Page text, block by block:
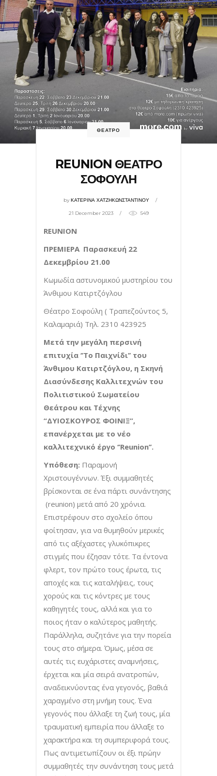
ΘΕΑΤΡΟ
REUNION ΘΕΑΤΡΟ
ΣΟΦΟΥΛΗ
byΚΑΤΕΡΙΝΑ ΧΑΤΖΗΚΩΝΣΤΑΝΤΙΝΟΥ
21 December 2023 549
REUNION
ΠΡΕΜΙΕΡΑ Παρασκευή 22
Δεκεμβρίου 21.00
Κωμωδία αστυνομικού μυστηρίου του
Άνθιμου Κατιρτζόγλου
Θέατρο Σοφούλη ( Τραπεζούντος 5,
Καλαμαριά) Τηλ. 2310 423925
Μετά την μεγάλη περσινή
επιτυχία ‘’Το Παιχνίδι’’ του
Άνθιμου Κατιρτζόγλου, η Σκηνή
Διασύνδεσης Καλλιτεχνών του
Πολιτιστικού Σωματείου
Θεάτρου και Τέχνης
“ΔΥΙΟΣΚΟΥΡΟΣ ΦΟΙΝΙΞ”,
επανέρχεται με το νέο
καλλιτεχνικό έργο ‘’Reunion’’.
Υπόθεση: Παραμονή
Χριστουγέννων. Έξι συμμαθητές
βρίσκονται σε ένα πάρτι συνάντησης
(reunion) μετά από 20 χρόνια.
Επιστρέφουν στο σχολείο όπου
φοίτησαν, για να θυμηθούν μερικές
από τις αξέχαστες γλυκόπικρες
στιγμές που έζησαν τότε. Τα έντονα
φλερτ, τον πρώτο τους έρωτα, τις
αποχές και τις καταλήψεις, τους
χορούς και τις κόντρες με τους
καθηγητές τους, αλλά και για το
ποιος ήταν ο καλύτερος μαθητής.
Παράλληλα, συζητάνε για την πορεία
τους στο σήμερα. Όμως, μέσα σε
αυτές τις ευχάριστες αναμνήσεις,
έρχεται και μία σειρά ανατροπών,
αναδεικνύοντας ένα γεγονός, βαθιά
χαραγμένο στη μνήμη τους. Ένα
γεγονός που άλλαξε τη ζωή τους, μία
τραυματική εμπειρία που άλλαξε το
χαρακτήρα και τη συμπεριφορά τους.
Πως αντιμετωπίζουν οι έξι πρώην
συμμαθητές την συνάντηση τους μετά